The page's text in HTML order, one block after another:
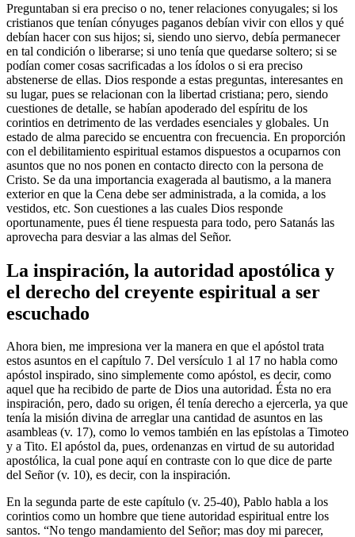
Preguntaban si era preciso o no, tener relaciones conyugales; si los
cristianos que tenían cónyuges paganos debían vivir con ellos y qué
debían hacer con sus hijos; si, siendo uno siervo, debía permanecer
en tal condición o liberarse; si uno tenía que quedarse soltero; si se
podían comer cosas sacrificadas a los ídolos o si era preciso
abstenerse de ellas. Dios responde a estas preguntas, interesantes en
su lugar, pues se relacionan con la libertad cristiana; pero, siendo
cuestiones de detalle, se habían apoderado del espíritu de los
corintios en detrimento de las verdades esenciales y globales. Un
estado de alma parecido se encuentra con frecuencia. En proporción
con el debilitamiento espiritual estamos dispuestos a ocuparnos con
asuntos que no nos ponen en contacto directo con la persona de
Cristo. Se da una importancia exagerada al bautismo, a la manera
exterior en que la Cena debe ser administrada, a la comida, a los
vestidos, etc. Son cuestiones a las cuales Dios responde
oportunamente, pues él tiene respuesta para todo, pero Satanás las
aprovecha para desviar a las almas del Señor.
La inspiración, la autoridad apostólica y
el derecho del creyente espiritual a ser
escuchado
Ahora bien, me impresiona ver la manera en que el apóstol trata
estos asuntos en el capítulo 7. Del versículo 1 al 17 no habla como
apóstol inspirado, sino simplemente como apóstol, es decir, como
aquel que ha recibido de parte de Dios una autoridad. Ésta no era
inspiración, pero, dado su origen, él tenía derecho a ejercerla, ya que
tenía la misión divina de arreglar una cantidad de asuntos en las
asambleas (v. 17), como lo vemos también en las epístolas a Timoteo
y a Tito. El apóstol da, pues, ordenanzas en virtud de su autoridad
apostólica, la cual pone aquí en contraste con lo que dice de parte
del Señor (v. 10), es decir, con la inspiración.
En la segunda parte de este capítulo (v. 25-40), Pablo habla a los
corintios como un hombre que tiene autoridad espiritual entre los
santos. “No tengo mandamiento del Señor; mas doy mi parecer,